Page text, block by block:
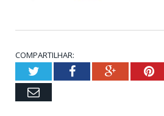
COMPARTILHAR:
TwitterFacebookGoogle+
Email